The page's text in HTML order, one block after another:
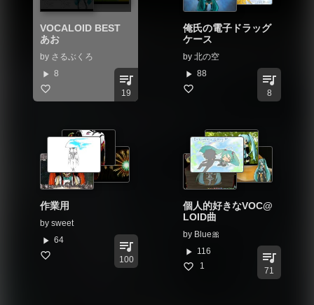
VOCALOID BEST
あお
by さるぶくろ
play_arrow 8 queue_music
19
俺氏の電子ドラッグ
ケース
by 北の空
play_arrow 88 queue_music
8
作業用
by sweet
play_arrow 64 queue_music
100
個人的好きなVOC@
LOID曲
by Blue🎀
play_arrow 116
1
queue_music
71